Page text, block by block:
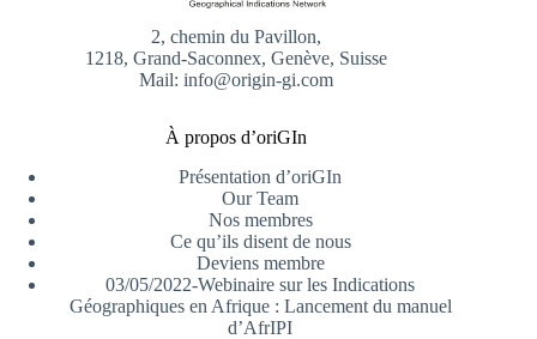
2, chemin du Pavillon,
1218, Grand-Saconnex, Genève, Suisse
Mail: info@origin-gi.com
À propos d’oriGIn
Présentation d’oriGIn
Our Team
Nos membres
Ce qu’ils disent de nous
Deviens membre
03/05/2022-Webinaire sur les Indications
Géographiques en Afrique : Lancement du manuel
d’AfrIPI